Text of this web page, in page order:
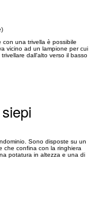
una trivella è possibile
vicino ad un lampione per cui
dall'alto verso il basso
Sono disposte su un
che confina con la ringhiera
potatura in altezza e una di